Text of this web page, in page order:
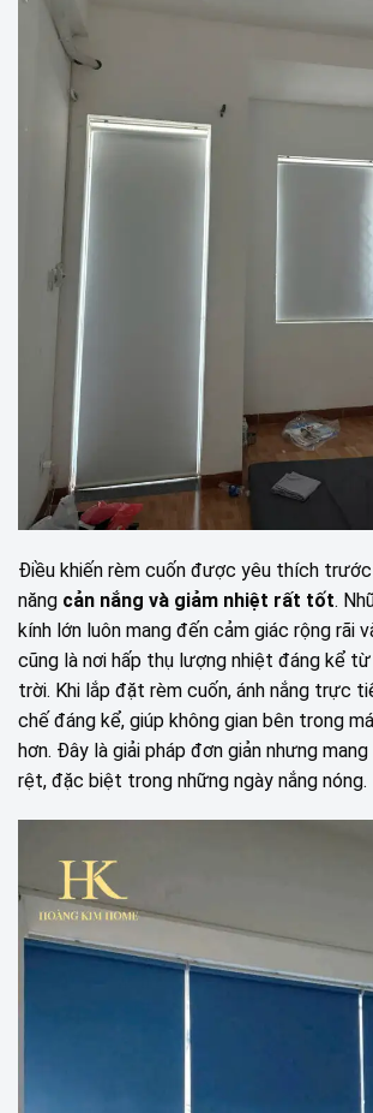
Điều khiến rèm cuốn được yêu thích
năng cản nắng và giảm nhiệt rất tốt.
kính lớn luôn mang đến cảm giác rộng rãi
cũng là nơi hấp thụ lượng nhiệt đáng kể từ
trời. Khi lắp đặt rèm cuốn, ánh nắng trực
chế đáng kể, giúp không gian bên trong
hơn. Đây là giải pháp đơn giản nhưng mang
rệt, đặc biệt trong những ngày nắng nóng.